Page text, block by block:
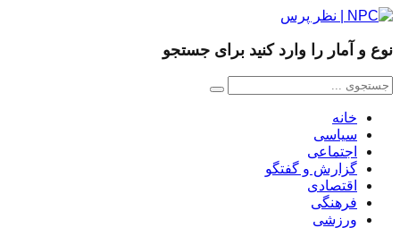
نوع و آمار را وارد کنید برای جستجو
خانه
سیاسی
اجتماعی
گزارش و گفتگو
اقتصادی
فرهنگی
ورزشی